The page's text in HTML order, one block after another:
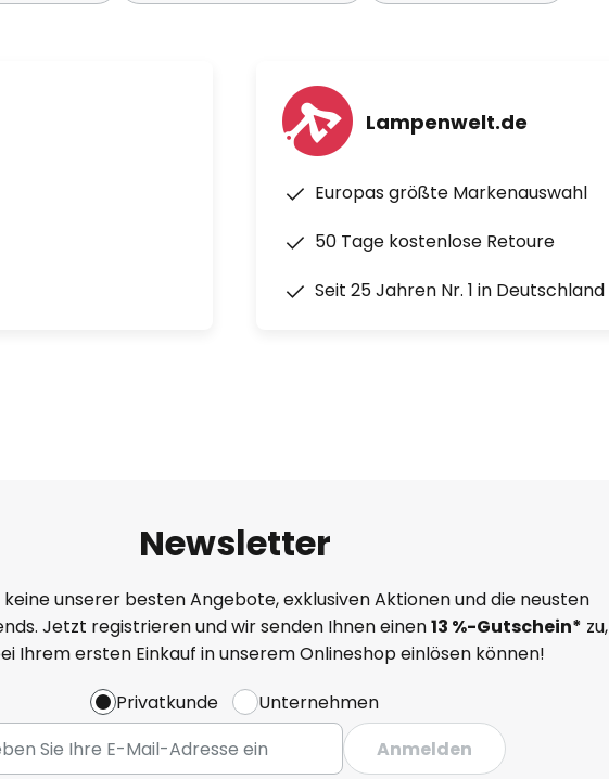
Lampenwelt.de
Europas größte Markenauswahl
50 Tage kostenlose Retoure
Seit 25 Jahren Nr. 1 in Deutschland
Newsletter
keine unserer besten Angebote, exklusiven Aktionen und die neusten
Jetzt registrieren und wir senden Ihnen einen13 %-Gutschein* zu,
Ihrem ersten Einkauf in unserem Onlineshop einlösen können!
Privatkunde
Unternehmen
Anmelden